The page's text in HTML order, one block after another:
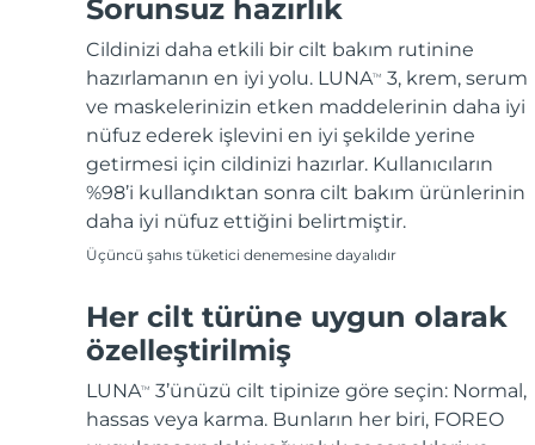
Sorunsuz hazırlık
Cildinizi daha etkili bir cilt bakım rutinine
hazırlamanın en iyi yolu. LUNATM
3, krem, serum
ve maskelerinizin etken maddelerinin daha iyi
nüfuz ederek işlevini en iyi şekilde yerine
getirmesi için cildinizi hazırlar. Kullanıcıların
%98’i kullandıktan sonra cilt bakım ürünlerinin
daha iyi nüfuz ettiğini belirtmiştir.
Üçüncü şahıs tüketici denemesine dayalıdır
Her cilt türüne uygun olarak
özelleştirilmiş
LUNATM
3’ünüzü cilt tipinize göre seçin: Normal,
hassas veya karma. Bunların her biri, FOREO